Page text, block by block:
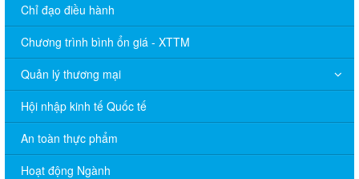
Chỉ đạo điều hành
Chương trình bình ổn giá - XTTM
Quản lý thương mại
Hội nhập kinh tế Quốc tế
An toàn thực phẩm
Hoạt động Ngành